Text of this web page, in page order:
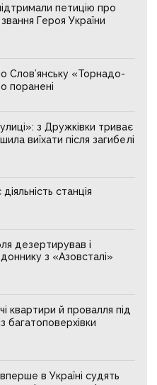
петицію про
Героя України
Слов’янську «Торнадо-
поранені
з Дружківки триває
виїхати після загибелі
станція
дезертирував і
з «Азовсталі»
квартири й провалля під
багатоповерхівки
в Україні судять